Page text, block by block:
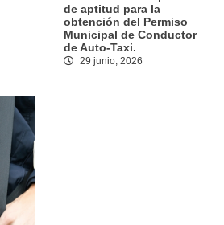
de aptitud para la
obtención del Permiso
Municipal de Conductor
de Auto-Taxi.
29 junio, 2026